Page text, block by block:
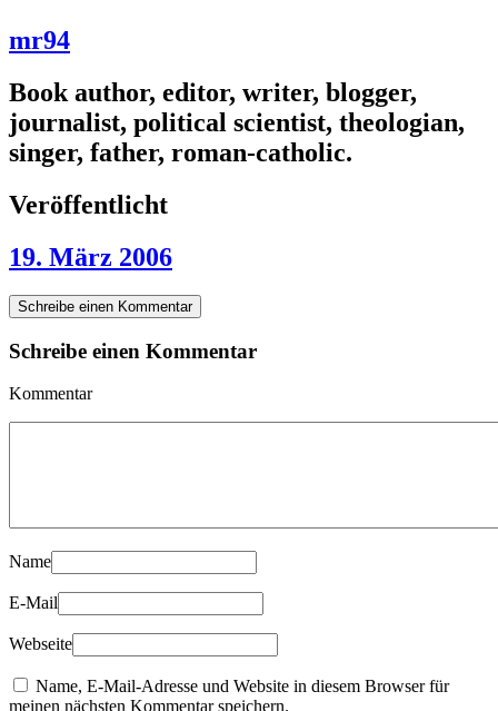
mr94
Book author, editor, writer, blogger,
journalist, political scientist, theologian,
singer, father, roman-catholic.
Veröffentlicht
19. März 2006
Schreibe einen Kommentar
Schreibe einen Kommentar
Kommentar
Name
E-Mail
Webseite
Name, E-Mail-Adresse und Website in diesem Browser für
meinen nächsten Kommentar speichern.